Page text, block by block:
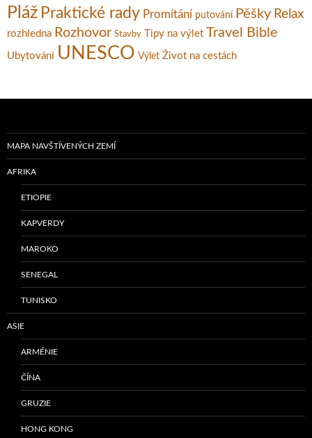
Pláž Praktické rady Promítání putování Pěšky Relax
rozhledna Rozhovor Stavby Tipy na výlet Travel Bible
Ubytování UNESCO Výlet Život na cestách
MAPA NAVŠTÍVENÝCH ZEMÍ
AFRIKA
ETIOPIE
KAPVERDY
MAROKO
SENEGAL
TUNISKO
ASIE
ARMÉNIE
ČÍNA
GRUZIE
HONG KONG